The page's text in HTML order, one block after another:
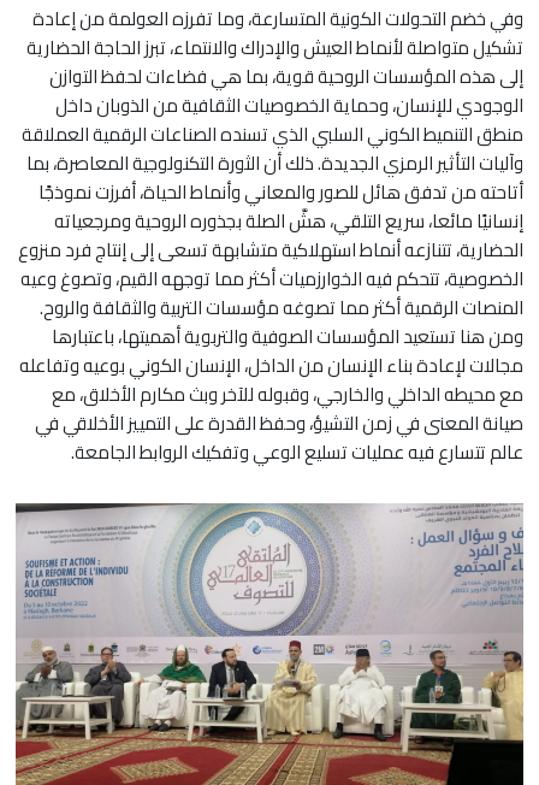
وفي خضم التحولات الكونية المتسارعة، وما تفرزه العولمة من إعادة
تشكيل متواصلة لأنماط العيش والإدراك والانتماء، تبرز الحاجة الحضارية
إلى هذه المؤسسات الروحية قوية، بما هي فضاءات لحفظ التوازن
الوجودي للإنسان، وحماية الخصوصيات الثقافية من الذوبان داخل
منطق التنميط الكوني السلبي الذي تسنده الصناعات الرقمية العملاقة
وآليات التأثير الرمزي الجديدة. ذلك أن الثورة التكنولوجية المعاصرة، بما
أتاحته من تدفق هائل للصور والمعاني وأنماط الحياة، أفرزت نموذجًا
إنسانيًا مائعا، سريع التلقي، هشَّ الصلة بجذوره الروحية ومرجعياته
الحضارية، تتنازعه أنماط استهلاكية متشابهة تسعى إلى إنتاج فرد منزوع
الخصوصية، تتحكم فيه الخوارزميات أكثر مما توجهه القيم، وتصوغ وعيه
المنصات الرقمية أكثر مما تصوغه مؤسسات التربية والثقافة والروح.
ومن هنا تستعيد المؤسسات الصوفية والتربوية أهميتها، باعتبارها
مجالات لإعادة بناء الإنسان من الداخل، الإنسان الكوني بوعيه وتفاعله
مع محيطه الداخلي والخارجي، وقبوله للآخر وبث مكارم الأخلاق، مع
صيانة المعنى في زمن التشيؤ، وحفظ القدرة على التمييز الأخلاقي في
عالم تتسارع فيه عمليات تسليع الوعي وتفكيك الروابط الجامعة.